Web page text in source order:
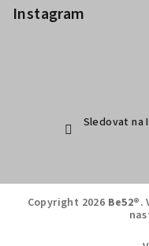
Instagram
Sledovat na
Copyright 2026 Be52®.